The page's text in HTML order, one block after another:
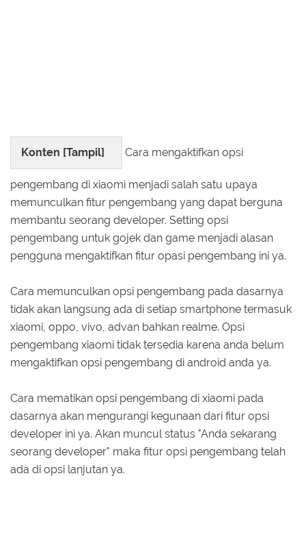
Konten [Tampil] Cara mengaktifkan opsi
pengembang di xiaomi menjadi salah satu upaya
memunculkan fitur pengembang yang dapat berguna
membantu seorang developer. Setting opsi
pengembang untuk gojek dan game menjadi alasan
pengguna mengaktifkan fitur opasi pengembang ini ya.
Cara memunculkan opsi pengembang pada dasarnya
tidak akan langsung ada di setiap smartphone termasuk
xiaomi, oppo, vivo, advan bahkan realme. Opsi
pengembang xiaomi tidak tersedia karena anda belum
mengaktifkan opsi pengembang di android anda ya.
Cara mematikan opsi pengembang di xiaomi pada
dasarnya akan mengurangi kegunaan dari fitur opsi
developer ini ya. Akan muncul status "Anda sekarang
seorang developer" maka fitur opsi pengembang telah
ada di opsi lanjutan ya.